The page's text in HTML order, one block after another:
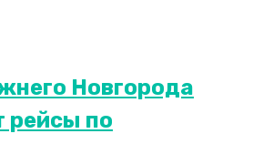
Новгорода
рейсы по